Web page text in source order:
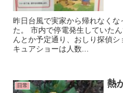
昨日台風で実家から帰れなく
た。 市内で停電発生していた
んとか予定通り、おしり探偵
キュアショーは人数...
日常 熱